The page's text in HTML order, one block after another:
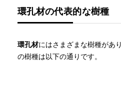
環孔材の代表的な樹種
環孔材にはさまざまな樹種があ
の樹種は以下の通りです。